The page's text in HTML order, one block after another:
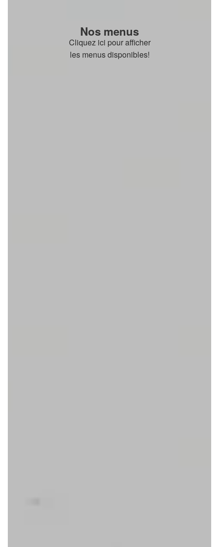
Nos menus
Cliquez ici pour afficher
les menus disponibles!